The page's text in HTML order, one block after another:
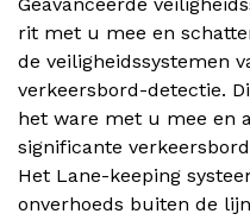
rit met u mee en
de veiligheidssystemen
verkeersbord-detectie.
het ware met u mee en
significante
Het Lane-keeping
onverhoeds buiten de